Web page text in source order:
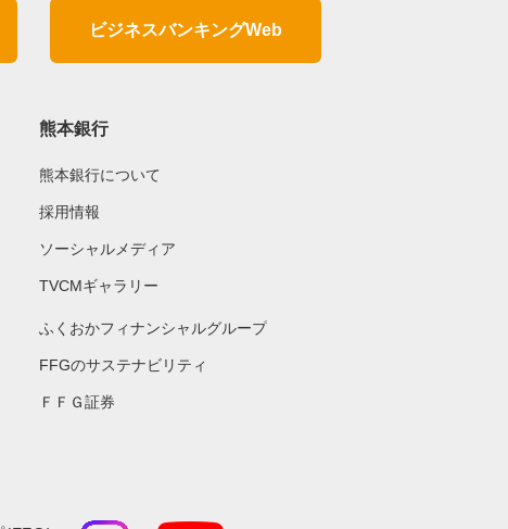
ビジネスバンキングWeb
熊本銀行
熊本銀行について
採用情報
ソーシャルメディア
TVCMギャラリー
ふくおかフィナンシャルグループ
FFGのサステナビリティ
ＦＦＧ証券